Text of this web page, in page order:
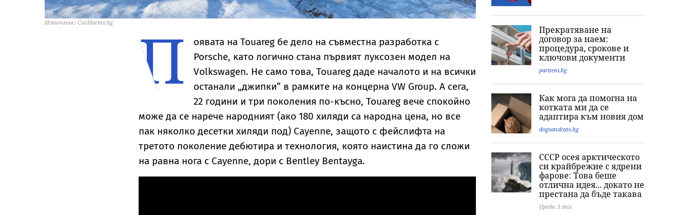
Източник: CarMarket.bg П
оявата на Touareg бе дело на съвместна разработка с
Porsche, като логично стана първият луксозен модел на
Volkswagen. Не само това, Touareg даде началото и на всички
останали „джипки” в рамките на концерна VW Group. А сега,
22 години и три поколения по-късно, Touareg вече спокойно
може да се нарече народният (ако 180 хиляди са народна цена, но все
пак няколко десетки хиляди под) Cayenne, защото с фейслифта на
третото поколение дебютира и технология, която наистина да го сложи
на равна нога с Cayenne, дори с Bentley Bentayga.
Прекратяване на
договор за наем:
процедура, срокове и
ключови документи
pariteni.bg
Как мога да помогна на
котката ми да се
адаптира към новия дом
dogsandcats.bg
СССР осея арктическото
си крайбрежие с ядрени
фарове: Това беше
отлична идея... докато не
престана да бъде такава
Преди 3 дни